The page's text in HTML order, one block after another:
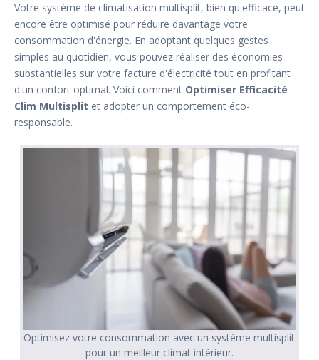
Votre système de climatisation multisplit, bien qu'efficace, peut
encore être optimisé pour réduire davantage votre
consommation d'énergie. En adoptant quelques gestes
simples au quotidien, vous pouvez réaliser des économies
substantielles sur votre facture d'électricité tout en profitant
d'un confort optimal. Voici comment Optimiser Efficacité
Clim Multisplit et adopter un comportement éco-
responsable.
Optimisez votre consommation avec un système multisplit
pour un meilleur climat intérieur.